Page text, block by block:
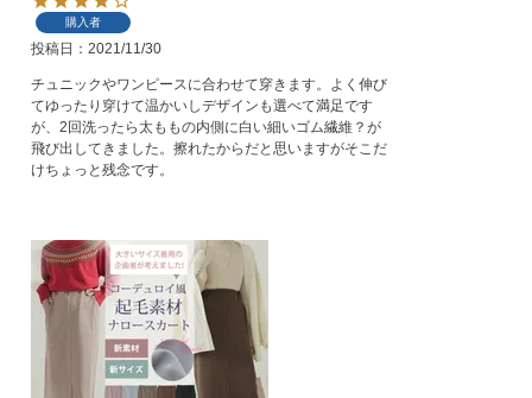
購入者
投稿日 2021/11/30
チュニックやワンピースに合わせて穿きます。よく伸び
てゆったり穿けて温かいしデザインも選べて満足です
が、2回洗ったら太ももの内側に白い細いゴム繊維？が
飛び出してきました。擦れたからだと思いますがそこだ
けちょっと残念です。